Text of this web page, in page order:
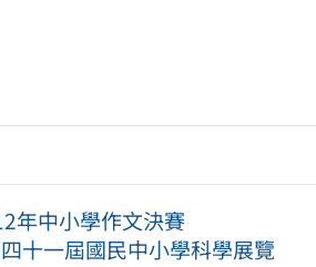
年中小學作文決賽
十一屆國民中小學科學展覽